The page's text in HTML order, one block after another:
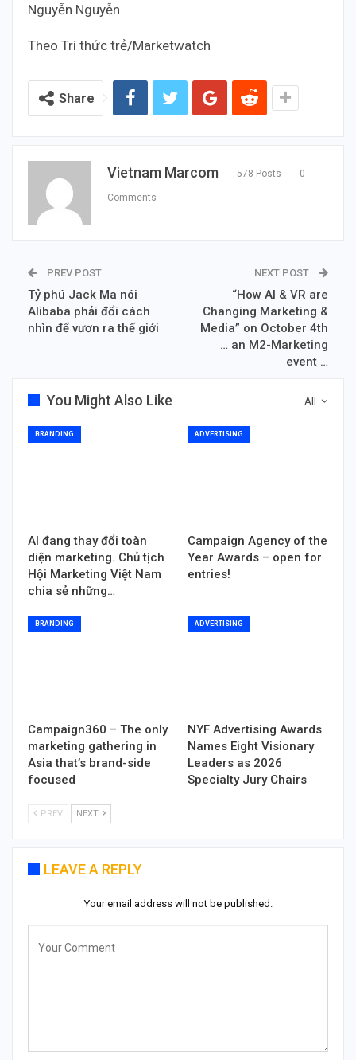
Nguyễn Nguyễn
Theo Trí thức trẻ/Marketwatch
Share
Vietnam Marcom 578 Posts 0
Comments
PREV POST
Tỷ phú Jack Ma nói
Alibaba phải đổi cách
nhìn để vươn ra thế giới
NEXT POST
“How AI & VR are
Changing Marketing &
Media” on October 4th
… an M2-Marketing
event …
All
You Might Also Like
BRANDING
AI đang thay đổi toàn
diện marketing. Chủ tịch
Hội Marketing Việt Nam
chia sẻ những…
ADVERTISING
Campaign Agency of the
Year Awards – open for
entries!
BRANDING
Campaign360 – The only
marketing gathering in
Asia that’s brand-side
focused
ADVERTISING
NYF Advertising Awards
Names Eight Visionary
Leaders as 2026
Specialty Jury Chairs
PREV NEXT
LEAVE A REPLY
Your email address will not be published.